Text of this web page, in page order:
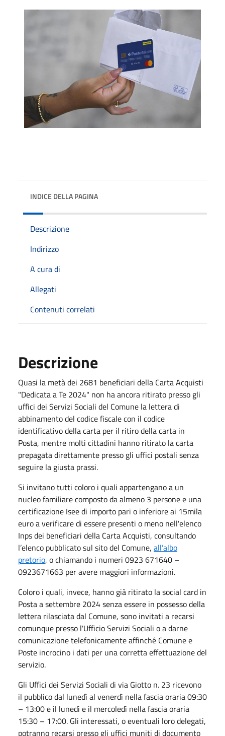
INDICE DELLA PAGINA
Descrizione
Indirizzo
A cura di
Allegati
Contenuti correlati
Descrizione
Quasi la metà dei 2681 beneficiari della Carta Acquisti
"Dedicata a Te 2024" non ha ancora ritirato presso gli
uffici dei Servizi Sociali del Comune la lettera di
abbinamento del codice fiscale con il codice
identificativo della carta per il ritiro della carta in
Posta, mentre molti cittadini hanno ritirato la carta
prepagata direttamente presso gli uffici postali senza
seguire la giusta prassi.
Si invitano tutti coloro i quali appartengano a un
nucleo familiare composto da almeno 3 persone e una
certificazione Isee di importo pari o inferiore ai 15mila
euro a verificare di essere presenti o meno nell'elenco
Inps dei beneficiari della Carta Acquisti, consultando
l’elenco pubblicato sul sito del Comune, all’albo
pretorio, o chiamando i numeri 0923 671640 –
0923671663 per avere maggiori informazioni.
Coloro i quali, invece, hanno già ritirato la social card in
Posta a settembre 2024 senza essere in possesso della
lettera rilasciata dal Comune, sono invitati a recarsi
comunque presso l'Ufficio Servizi Sociali o a darne
comunicazione telefonicamente affinché Comune e
Poste incrocino i dati per una corretta effettuazione del
servizio.
Gli Uffici dei Servizi Sociali di via Giotto n. 23 ricevono
il pubblico dal lunedì al venerdì nella fascia oraria 09:30
– 13:00 e il lunedì e il mercoledì nella fascia oraria
15:30 – 17:00. Gli interessati, o eventuali loro delegati,
potranno recarsi presso gli uffici muniti di documento